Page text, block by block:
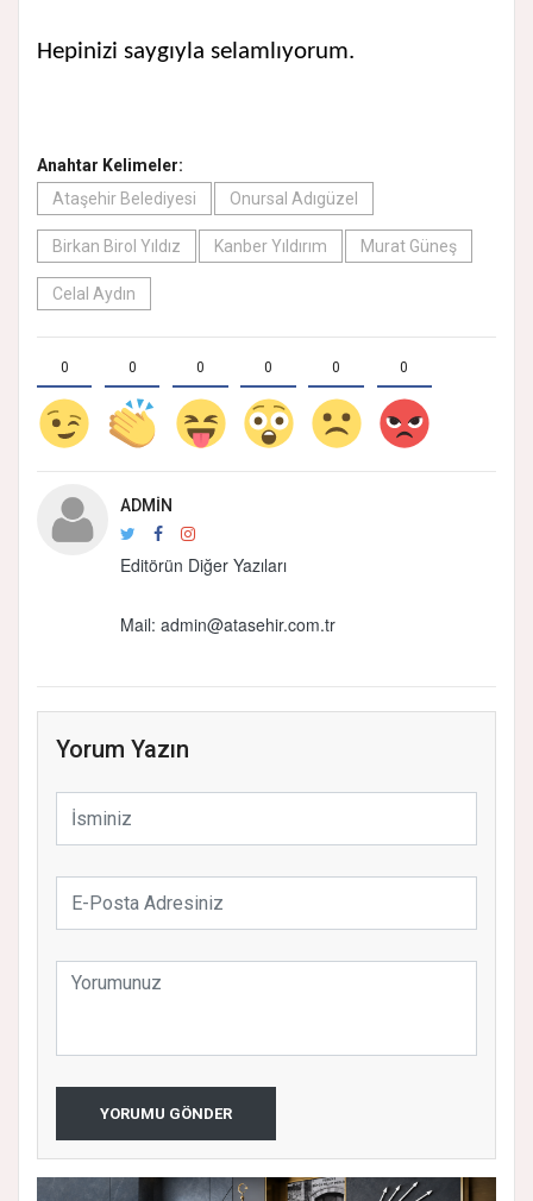
Hepinizi saygıyla selamlıyorum.
Anahtar Kelimeler:
Ataşehir Belediyesi
Onursal Adıgüzel
Birkan Birol Yıldız Kanber Yıldırım Murat Güneş
Celal Aydın
0 0 0 0 0 0
ADMIN
Editörün Diğer Yazıları
Mail: admin@atasehir.com.tr
Yorum Yazın
YORUMU GÖNDER